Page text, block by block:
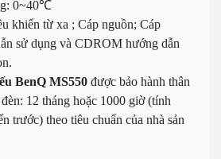
0~40℃
khiển từ xa ; Cáp nguồn; Cáp
sử dụng và CDROM hướng dẫn
BenQ MS550 được bảo hành thân
12 tháng hoặc 1000 giờ (tính
trước) theo tiêu chuẩn của nhà sản